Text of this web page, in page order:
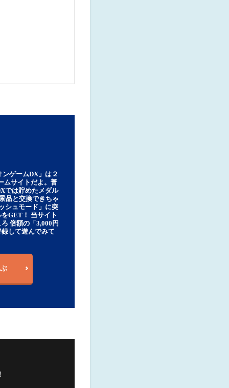
ゲームDX」は２
ムサイトだよ。普
では貯めたメダル
品と交換できちゃ
シュモード」に突
GET！ 当サイト
倍額の「3,000円
して遊んでみて